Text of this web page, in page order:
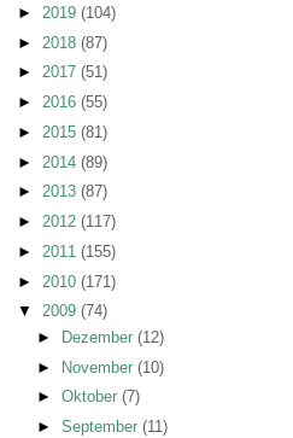
► 2019 (104)
► 2018 (87)
► 2017 (51)
► 2016 (55)
► 2015 (81)
► 2014 (89)
► 2013 (87)
► 2012 (117)
► 2011 (155)
► 2010 (171)
▼ 2009 (74)
►
Dezember (12)
► November (10)
► Oktober (7)
► September (11)